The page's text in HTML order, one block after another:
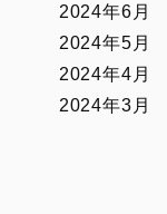
2024年6月
2024年5月
2024年4月
2024年3月